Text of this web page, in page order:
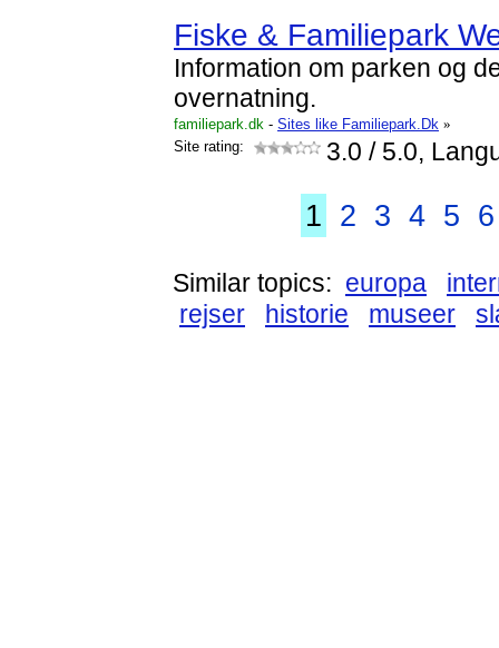
Fiske & Familiepark
Information om parken og
overnatning.
familiepark.dk - Sites like Familiepark.Dk »
Site rating:
3.0 / 5.0,
1 2 3 4 5 6
Similar topics: europa
rejser
historie museer